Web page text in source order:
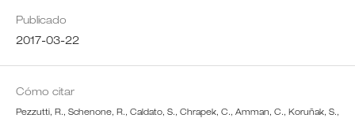
Publicado
2017-03-22
Cómo citar
Pezzutti, R., Schenone, R., Caldato, S., Chrapek, C., Amman, C., Koruñak, S.,